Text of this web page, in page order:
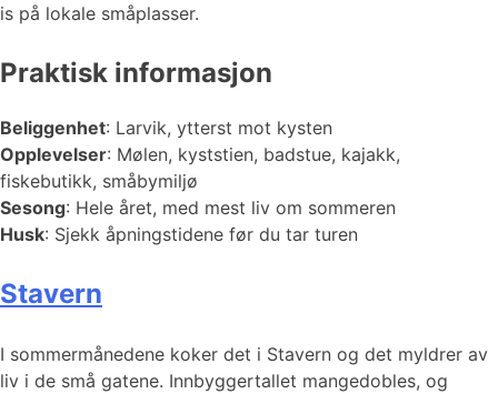
is på lokale småplasser.
Praktisk informasjon
Beliggenhet: Larvik, ytterst mot kysten
Opplevelser: Mølen, kyststien, badstue, kajakk,
fiskebutikk, småbymiljø
Sesong: Hele året, med mest liv om sommeren
Husk: Sjekk åpningstidene før du tar turen
Stavern
I sommermånedene koker det i Stavern og det myldrer av
liv i de små gatene. Innbyggertallet mangedobles, og